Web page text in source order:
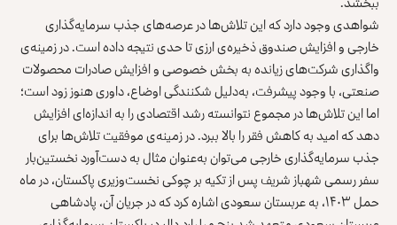
شواهدی وجود دارد که این تلاش‌ها در عرصه‌های جذب سرمایه‌گذاری
خارجی و افزایش صندوق ذخیره‌ی ارزی تا حدی نتیجه داده است. در زمینه‌ی
واگذاری شرکت‌های زیانده به بخش خصوصی و افزایش صادرات محصولات
صنعتی، با وجود پیشرفت، به‌دلیل شکنندگی اوضاع، داوری هنوز زود است؛
اما این تلاش‌ها در مجموع نتوانسته رشد اقتصادی را به اندازه‌ای افزایش
دهد که امید به کاهش فقر را بالا ببرد. در زمینه‌ی موفقیت تلاش‌ها برای
جذب سرمایه‌گذاری خارجی می‌توان به‌عنوان مثال به دست‌آورد نخستین‌بار
سفر رسمی شهباز شریف پس از تکیه بر چوکی نخست‌وزیری پاکستان، در ماه
حمل ۱۴۰۳، به عربستان سعودی اشاره کرد که در جریان آن، پادشاهی